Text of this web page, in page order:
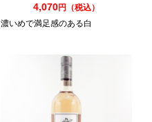
4,070円（税込）
濃いめで満足感のある白